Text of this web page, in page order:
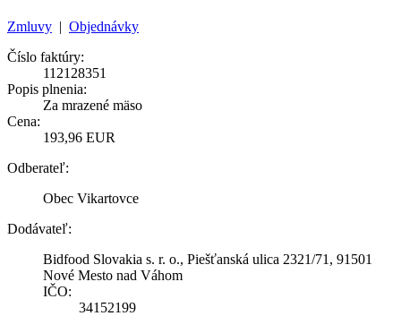
Zmluvy | Objednávky
Číslo faktúry:
112128351
Popis plnenia:
Za mrazené mäso
Cena:
193,96 EUR
Odberateľ:
Obec Vikartovce
Dodávateľ:
Bidfood Slovakia s. r. o., Piešťanská ulica 2321/71, 91501
Nové Mesto nad Váhom
IČO:
34152199